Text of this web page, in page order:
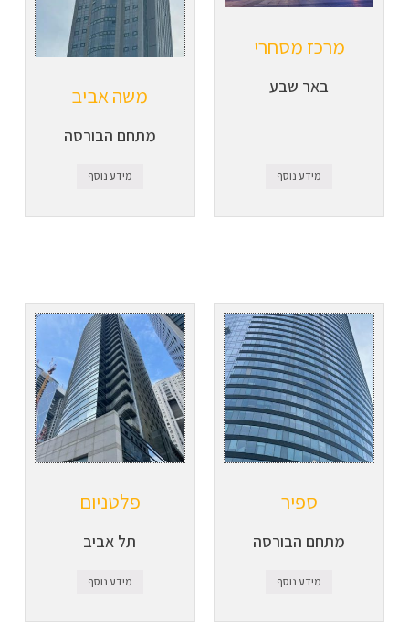
מרכז מסחרי
באר שבע
מידע נוסף
משה אביב
מתחם הבורסה
מידע נוסף
ספיר
מתחם הבורסה
מידע נוסף
פלטניום
תל אביב
מידע נוסף